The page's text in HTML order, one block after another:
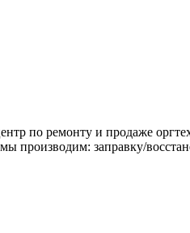
по ремонту и продаже
производим: заправку/